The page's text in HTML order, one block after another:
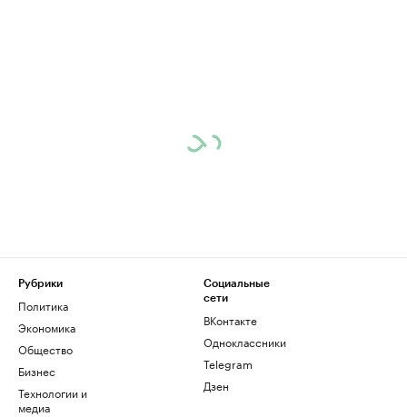
Рубрики
Политика
Экономика
Общество
Бизнес
Технологии и
медиа
Социальные
сети
ВКонтакте
Одноклассники
Telegram
Дзен